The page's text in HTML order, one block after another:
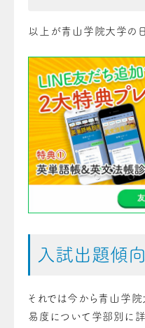
以上が青山学院大学の日
入試出題傾向
それでは今から青山学
易度について学部別に詳